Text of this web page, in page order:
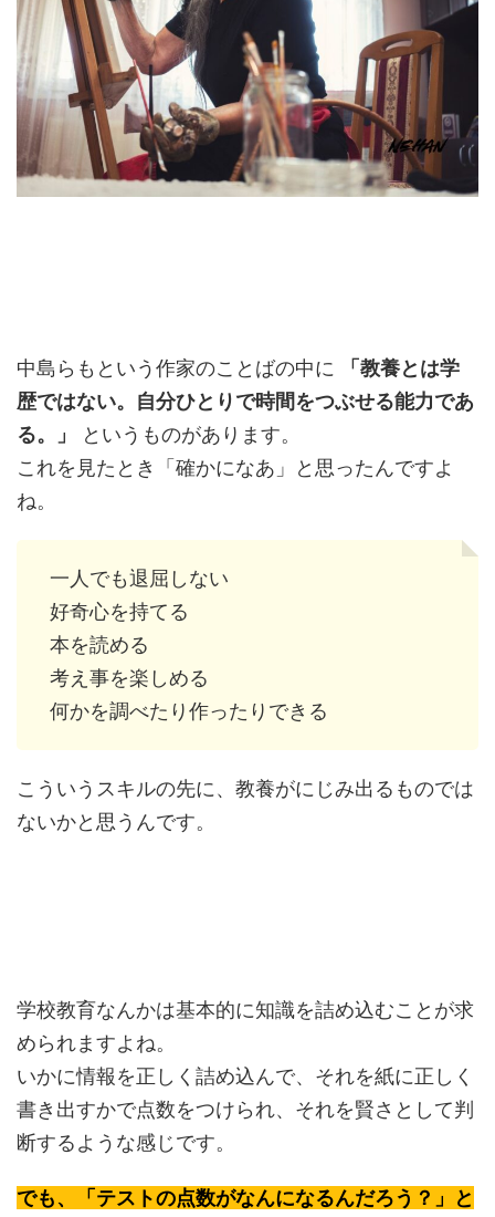
中島らもという作家のことばの中に
「教養とは学
歴ではない。自分ひとりで時間をつぶせる能力であ
る。」
というものがあります。
これを見たとき「確かになあ」と思ったんですよ
ね。
一人でも退屈しない
好奇心を持てる
本を読める
考え事を楽しめる
何かを調べたり作ったりできる
こういうスキルの先に、教養がにじみ出るものでは
ないかと思うんです。
学校教育なんかは基本的に知識を詰め込むことが求
められますよね。
いかに情報を正しく詰め込んで、それを紙に正しく
書き出すかで点数をつけられ、それを賢さとして判
断するような感じです。
でも、「テストの点数がなんになるんだろう？」と